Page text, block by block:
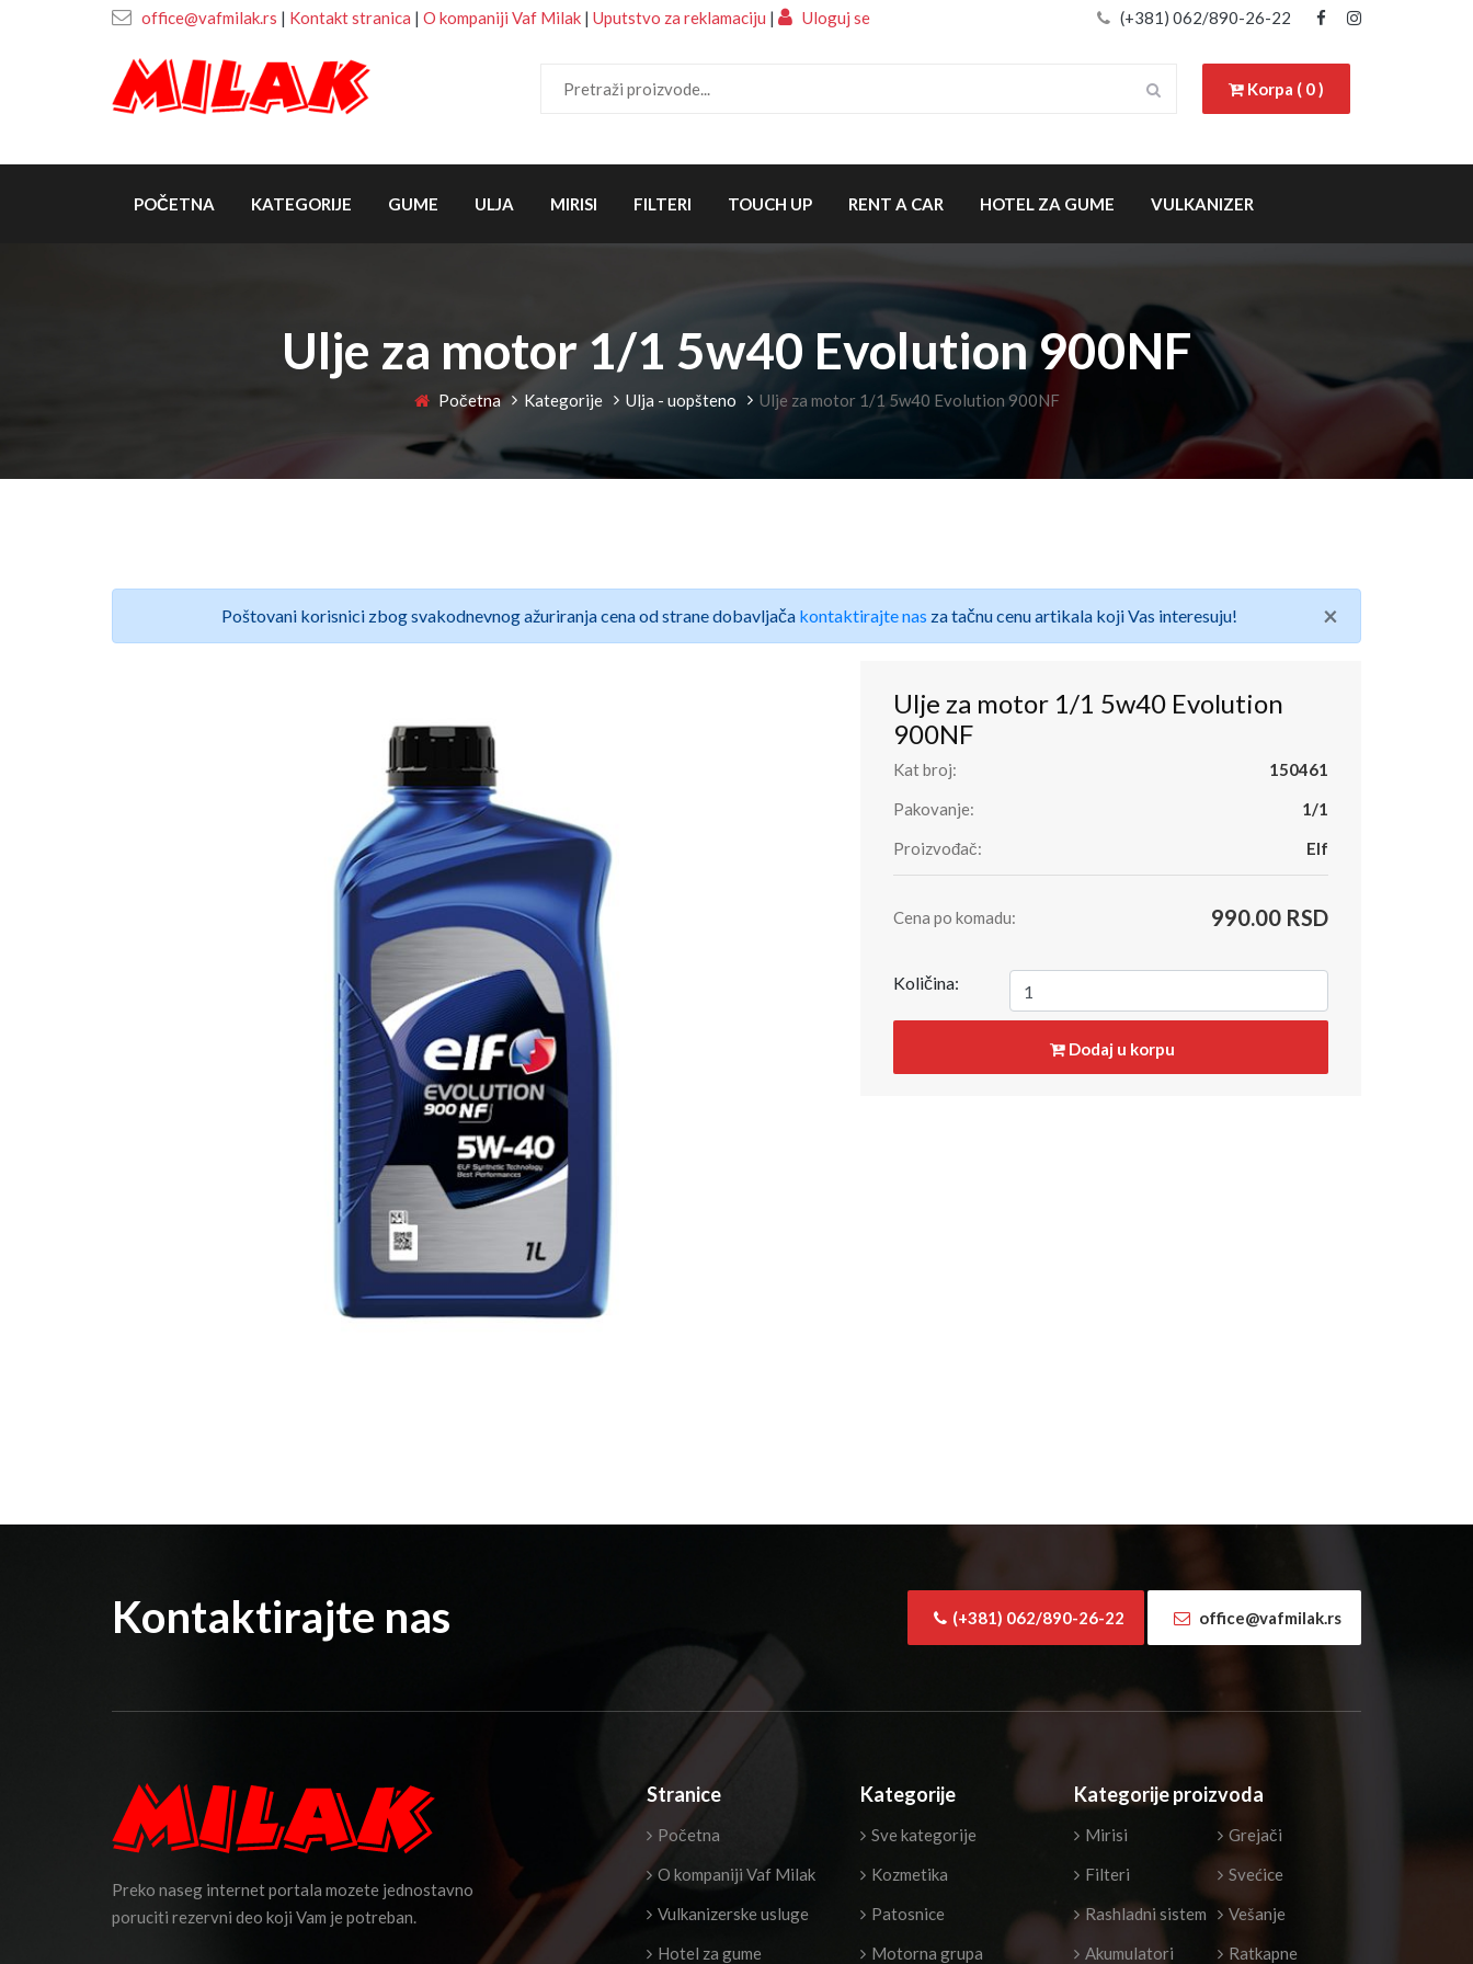
office@vafmilak.rs | Kontakt stranica | O kompaniji Vaf Milak | Uputstvo za reklamaciju | Uloguj se (+381) 062/890-26-22
Korpa ( 0 )
POČETNA KATEGORIJE GUME ULJA MIRISI FILTERI TOUCH UP RENT A CAR HOTEL ZA GUME VULKANIZER
Ulje za motor 1/1 5w40 Evolution 900NF
Početna Kategorije Ulja - uopšteno Ulje za motor 1/1 5w40 Evolution 900NF
Poštovani korisnici zbog svakodnevnog ažuriranja cena od strane dobavljača kontaktirajte nas za tačnu cenu artikala koji Vas interesuju! ×
Ulje za motor 1/1 5w40 Evolution
900NF
Kat broj:
150461
Pakovanje:
1/1
Proizvođač:
Elf
Cena po komadu: 990.00 RSD
Količina:
Dodaj u korpu
Kontaktirajte nas (+381) 062/890-26-22 office@vafmilak.rs
Preko naseg internet portala mozete jednostavno
poruciti rezervni deo koji Vam je potreban.
Stranice
Početna
O kompaniji Vaf Milak
Vulkanizerske usluge
Hotel za gume
Kategorije
Sve kategorije
Kozmetika
Patosnice
Motorna grupa
Kategorije proizvoda
Mirisi
Filteri
Rashladni sistem
Akumulatori
Grejači
Svećice
Vešanje
Ratkapne